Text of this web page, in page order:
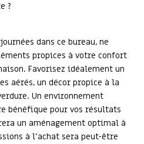
?
dans ce bureau, ne
propices à votre confort
Favorisez idéalement un
aérés, un décor propice à la
Un environnement
bénéfique pour vos résultats
un aménagement optimal à
à l’achat sera peut-être